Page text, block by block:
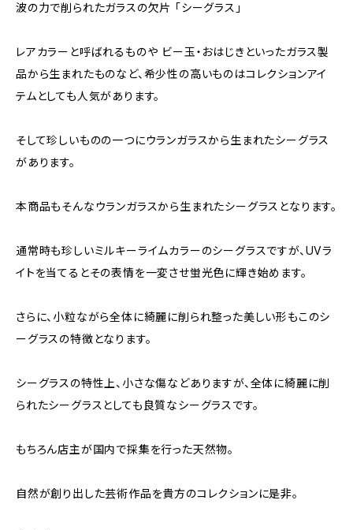
波の力で削られたガラスの欠片 「シーグラス」
レアカラーと呼ばれるものや ビー玉・おはじきといったガラス製
品から生まれたものなど、希少性の高いものはコレクションアイ
テムとしても人気があります。
そして珍しいものの一つにウランガラスから生まれたシーグラス
があります。
本商品もそんなウランガラスから生まれたシーグラスとなります。
通常時も珍しいミルキーライムカラーのシーグラスですが、UVラ
イトを当てるとその表情を一変させ蛍光色に輝き始めます。
さらに、小粒ながら全体に綺麗に削られ整った美しい形もこのシ
ーグラスの特徴となります。
シーグラスの特性上、小さな傷などありますが、全体に綺麗に削
られたシーグラスとしても良質なシーグラスです。
もちろん店主が国内で採集を行った天然物。
自然が創り出した芸術作品を貴方のコレクションに是非。